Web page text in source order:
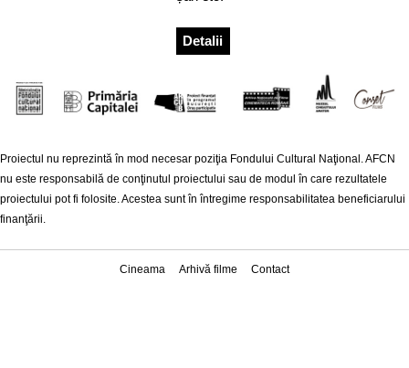
Detalii
Proiectul nu reprezintă în mod necesar poziţia Fondului Cultural Naţional. AFCN
nu este responsabilă de conţinutul proiectului sau de modul în care rezultatele
proiectului pot fi folosite. Acestea sunt în întregime responsabilitatea beneficiarului
finanţării.
Cineama Arhivă filme Contact